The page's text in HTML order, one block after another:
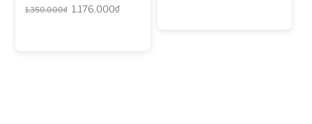
1.350.000₫ Giá
1.176.000₫Giá